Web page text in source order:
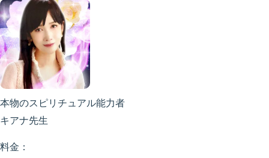
本物のスピリチュアル能力者
キアナ先生
料金：